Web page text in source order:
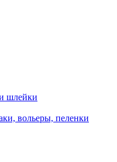
шлейки
вольеры, пеленки